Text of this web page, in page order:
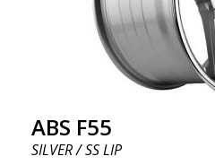
ABS F55
SILVER / SS LIP